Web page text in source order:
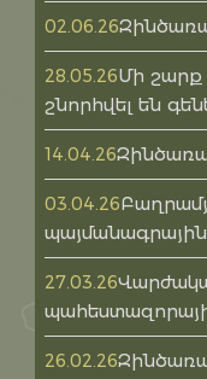
02.06.26
28.05.26Մի
շնորհվել են
14.04.26
03.04.26
27.03.26
26.02.26